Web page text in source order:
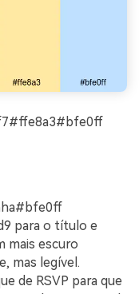
para o título e
mais escuro
mas legível.
de RSVP para que